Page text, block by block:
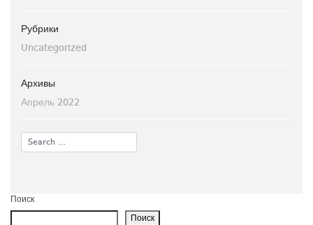
Рубрики
Uncategorized
Архивы
Апрель 2022
Поиск
Поиск